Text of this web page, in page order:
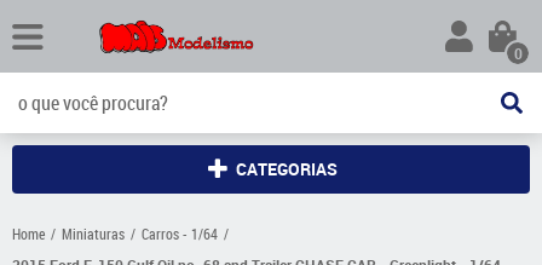
0
CATEGORIAS
Home Miniaturas
Carros - 1/64